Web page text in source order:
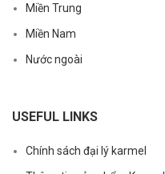
Miền Trung
Miền Nam
Nước ngoài
USEFUL LINKS
Chính sách đại lý karmel